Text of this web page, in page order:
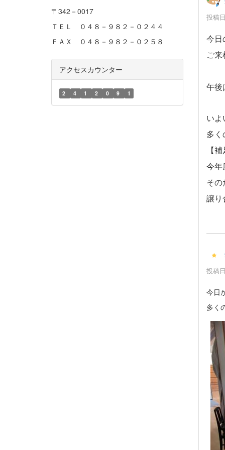
投稿
今日
ご
午後
い
多
【
今年
そ
譲り
投稿
今日
多く
〒342－0017
ＴＥＬ ０４８－９８２－０２４４
ＦＡＸ ０４８－９８２－０２５８
アクセスカウンター
2 4 1 2 0 9 1